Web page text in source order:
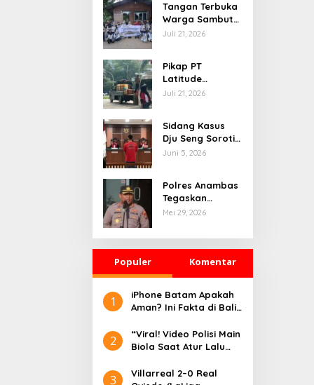
Depan IndustriTangan Terbuka
Warga Sambut
Mahasiswa KKN
Juli 21, 2026
Pikap PT
Latitude
Industries
Kodim Seraya
Atas, Aktivitas
Pengisian BBM
Juli 21, 2026
Sidang Kasus
Dju Seng Soroti
Dugaan
Tanpa Izin,
Kerugian
Negara Disebut
Miliar
Juni 5, 2026
Polres Anambas
Tegaskan
Prosedur
Hukum Berjalan
Sesuai Aturan,
Bantah Tudingan
Salah Tangkap
Mei 29, 2026
Populer Komentar
1
iPhone Batam Apakah
Aman? Ini Fakta di Balik
Risiko Barang BM
2
“Viral! Video Polisi Main
Biola Saat Atur Lalu
Terharu”
3
Villarreal 2–0 Real